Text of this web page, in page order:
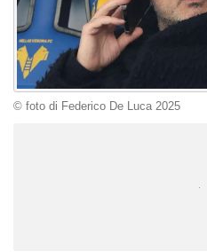
© foto di Federico De Luca 2025